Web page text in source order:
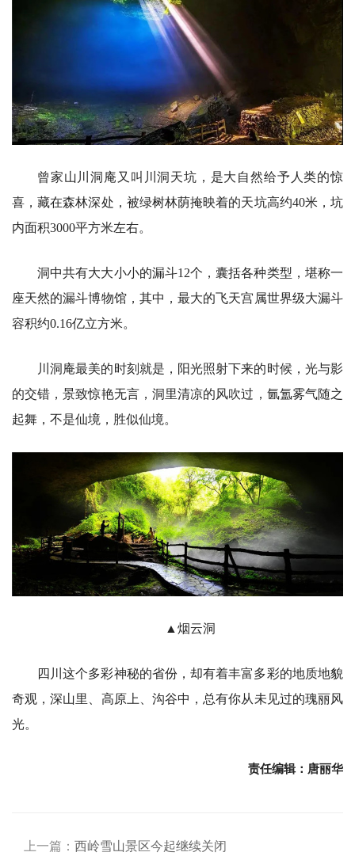
曾家山川洞庵又叫川洞天坑，是大自然给予人类的惊
喜，藏在森林深处，被绿树林荫掩映着的天坑高约40米，坑
内面积3000平方米左右。
洞中共有大大小小的漏斗12个，囊括各种类型，堪称一
座天然的漏斗博物馆，其中，最大的飞天宫属世界级大漏斗
容积约0.16亿立方米。
川洞庵最美的时刻就是，阳光照射下来的时候，光与影
的交错，景致惊艳无言，洞里清凉的风吹过，氤氲雾气随之
起舞，不是仙境，胜似仙境。
▲烟云洞
四川这个多彩神秘的省份，却有着丰富多彩的地质地貌
奇观，深山里、高原上、沟谷中，总有你从未见过的瑰丽风
光。
责任编辑：唐丽华
上一篇： 西岭雪山景区今起继续关闭